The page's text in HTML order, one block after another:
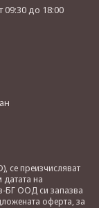
09:30 до 18:00
се преизчисляват
на
БГ ООД си запазва
оферта, за